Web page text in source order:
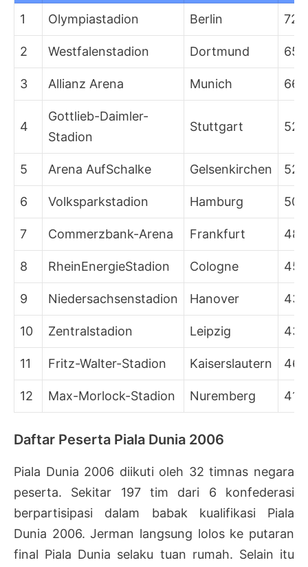
1 Olympiastadion Berlin
2 Westfalenstadion Dortmund
3 Allianz Arena Munich
4
Gottlieb-Daimler-
Stadion
Stuttgart
5 Arena AufSchalke Gelsenkirchen
6 Volksparkstadion Hamburg
7 Commerzbank-Arena Frankfurt
8 RheinEnergieStadion Cologne
9 Niedersachsenstadion Hanover
10 Zentralstadion Leipzig
11 Fritz-Walter-Stadion Kaiserslautern
12 Max-Morlock-Stadion Nuremberg
Daftar Peserta Piala Dunia 2006
Piala Dunia 2006 diikuti oleh 32 timnas negara
peserta. Sekitar 197 tim dari 6 konfederasi
berpartisipasi dalam babak kualifikasi Piala
Dunia 2006. Jerman langsung lolos ke putaran
final Piala Dunia selaku tuan rumah. Selain itu